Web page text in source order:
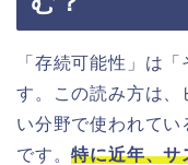
「存続可能性」は
す。この読み方は、
い分野で使われてい
です。特に近年、サ